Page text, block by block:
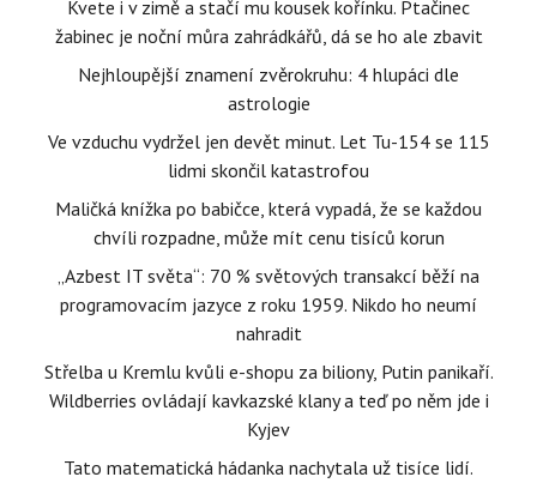
Kvete i v zimě a stačí mu kousek kořínku. Ptačinec
žabinec je noční můra zahrádkářů, dá se ho ale zbavit
Nejhloupější znamení zvěrokruhu: 4 hlupáci dle
astrologie
Ve vzduchu vydržel jen devět minut. Let Tu-154 se 115
lidmi skončil katastrofou
Maličká knížka po babičce, která vypadá, že se každou
chvíli rozpadne, může mít cenu tisíců korun
„Azbest IT světa“: 70 % světových transakcí běží na
programovacím jazyce z roku 1959. Nikdo ho neumí
nahradit
Střelba u Kremlu kvůli e-shopu za biliony, Putin panikaří.
Wildberries ovládají kavkazské klany a teď po něm jde i
Kyjev
Tato matematická hádanka nachytala už tisíce lidí.